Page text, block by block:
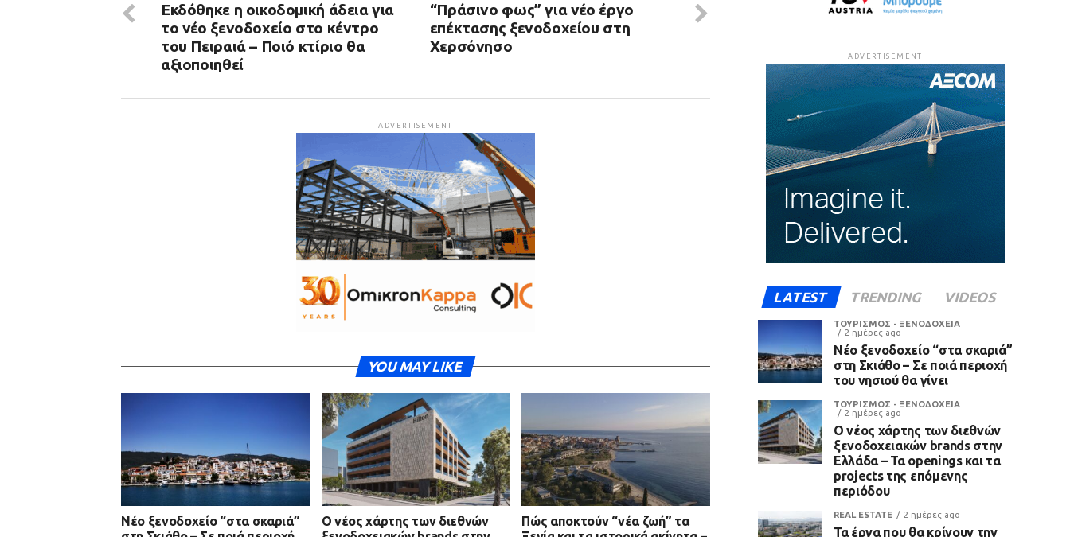
“Πράσινο φως” για νέο έργο
επέκτασης ξενοδοχείου στη
Χερσόνησο
Εκδόθηκε η οικοδομική άδεια για
το νέο ξενοδοχείο στο κέντρο
του Πειραιά – Ποιό κτίριο θα
αξιοποιηθεί
ADVERTISEMENT
YOU MAY LIKE
Νέο ξενοδοχείο “στα σκαριά”
Ο νέος χάρτης των διεθνών
Πώς αποκτούν “νέα ζωή” τα
ADVERTISEMENT
LATEST TRENDING VIDEOS
ΤΟΥΡΙΣΜΟΣ - ΞΕΝΟΔΟΧΕΙΑ
2 ημέρες ago
Νέο ξενοδοχείο “στα σκαριά”
στη Σκιάθο – Σε ποιά περιοχή
του νησιού θα γίνει
ΤΟΥΡΙΣΜΟΣ - ΞΕΝΟΔΟΧΕΙΑ
2 ημέρες ago
Ο νέος χάρτης των διεθνών
ξενοδοχειακών brands στην
Ελλάδα – Τα openings και τα
projects της επόμενης
περιόδου
REAL ESTATE 2 ημέρες ago
Τα έργα που θα κρίνουν την